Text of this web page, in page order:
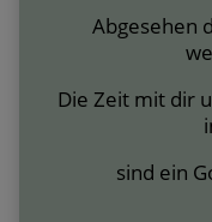
Abgesehen
Die Zeit mit dir
sind ein